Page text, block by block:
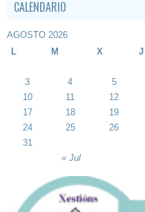
CALENDARIO
AGOSTO 2026
L
M X J
« Jul
3
4 5
10
11 12
17
18 19
24
25 26
31